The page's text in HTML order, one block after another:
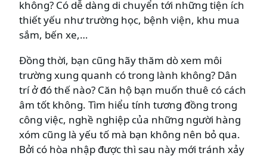
không? Có dễ dàng di chuyển tới những tiện ích
thiết yếu như trường học, bệnh viện, khu mua
sắm, bến xe,…
Đồng thời, bạn cũng hãy thăm dò xem môi
trường xung quanh có trong lành không? Dân
trí ở đó thế nào? Căn hộ bạn muốn thuê có cách
âm tốt không. Tìm hiểu tính tương đồng trong
công việc, nghề nghiệp của những người hàng
xóm cũng là yếu tố mà bạn không nên bỏ qua.
Bởi có hòa nhập được thì sau này mới tránh xảy